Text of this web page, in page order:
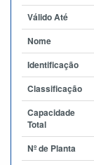
Válido Até
Nome
Identificação
Classificação
Capacidade
Total
Nº de Planta